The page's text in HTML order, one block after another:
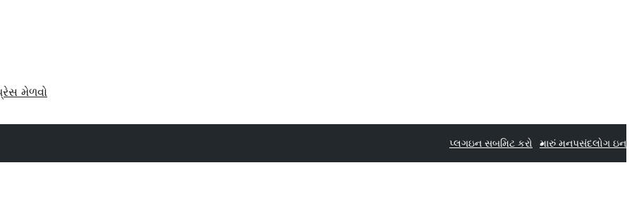
મેળવો
પ્લગઇન સબમિટ કરો મારું મનપસંદલોગ ઇન